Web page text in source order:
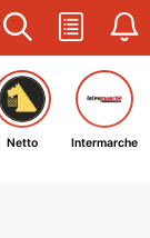
Netto Intermarche